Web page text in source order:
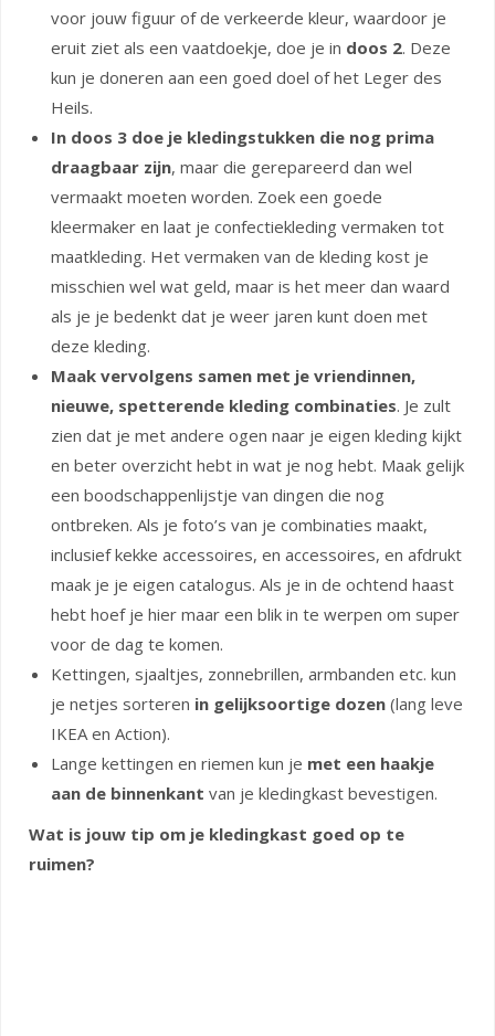
voor jouw figuur of de verkeerde kleur, waardoor je
eruit ziet als een vaatdoekje, doe je in doos 2. Deze
kun je doneren aan een goed doel of het Leger des
Heils.
In doos 3 doe je kledingstukken die nog prima
draagbaar zijn, maar die gerepareerd dan wel
vermaakt moeten worden. Zoek een goede
kleermaker en laat je confectiekleding vermaken tot
maatkleding. Het vermaken van de kleding kost je
misschien wel wat geld, maar is het meer dan waard
als je je bedenkt dat je weer jaren kunt doen met
deze kleding.
Maak vervolgens samen met je vriendinnen,
nieuwe, spetterende kleding combinaties. Je zult
zien dat je met andere ogen naar je eigen kleding kijkt
en beter overzicht hebt in wat je nog hebt. Maak gelijk
een boodschappenlijstje van dingen die nog
ontbreken. Als je foto’s van je combinaties maakt,
inclusief kekke accessoires, en accessoires, en afdrukt
maak je je eigen catalogus. Als je in de ochtend haast
hebt hoef je hier maar een blik in te werpen om super
voor de dag te komen.
Kettingen, sjaaltjes, zonnebrillen, armbanden etc. kun
je netjes sorteren in gelijksoortige dozen (lang leve
IKEA en Action).
Lange kettingen en riemen kun je met een haakje
aan de binnenkant van je kledingkast bevestigen.
Wat is jouw tip om je kledingkast goed op te
ruimen?